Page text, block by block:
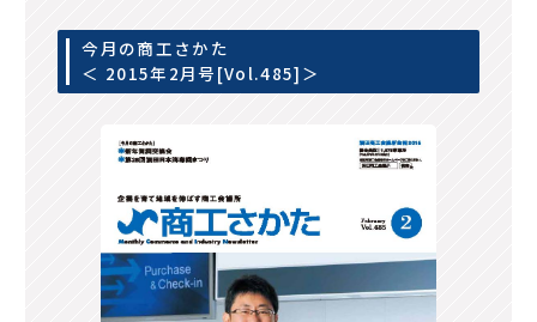
今月の商工さかた
＜ 2015年2月号[Vol.485]＞